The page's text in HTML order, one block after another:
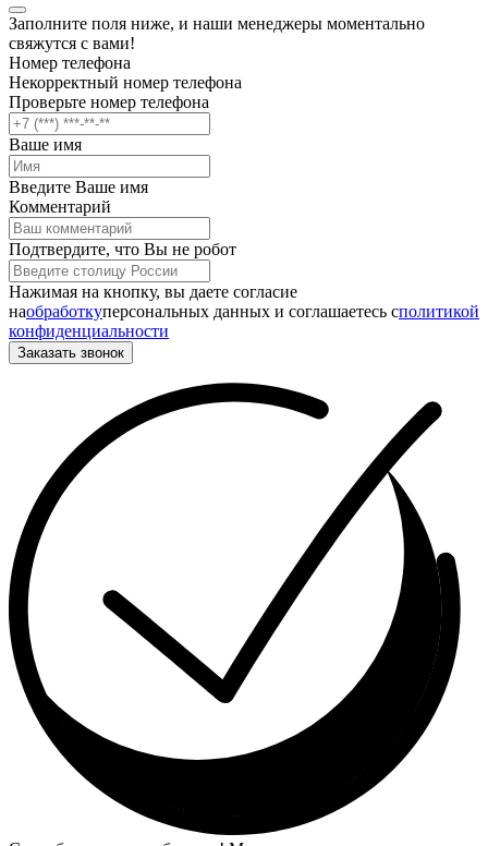
Заполните поля ниже, и наши менеджеры моментально
свяжутся с вами!
Номер телефона
Некорректный номер телефона
Проверьте номер телефона
Ваше имя
Введите Ваше имя
Комментарий
Подтвердите, что Вы не робот
Нажимая на кнопку, вы даете согласие
наобработкуперсональных данных и соглашаетесь cполитикой
конфиденциальности
Заказать звонок